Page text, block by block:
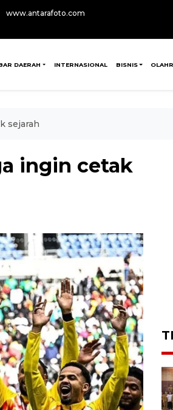
www.antarafoto.com
DAERAH INTERNASIONAL BISNIS
sejarah
ingin cetak